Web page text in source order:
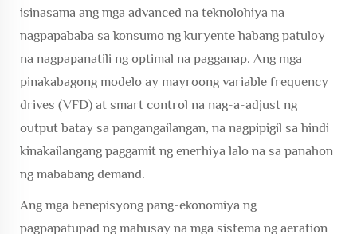
isinasama ang mga advanced na teknolohiya na
nagpapababa sa konsumo ng kuryente habang patuloy
na nagpapanatili ng optimal na pagganap. Ang mga
pinakabagong modelo ay mayroong variable frequency
drives (VFD) at smart control na nag-a-adjust ng
output batay sa pangangailangan, na nagpipigil sa hindi
kinakailangang paggamit ng enerhiya lalo na sa panahon
ng mababang demand.
Ang mga benepisyong pang-ekonomiya ng
pagpapatupad ng mahusay na mga sistema ng aeration